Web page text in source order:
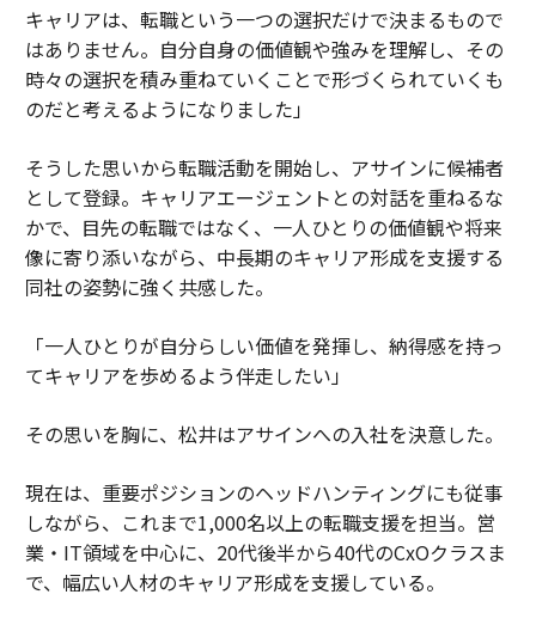
キャリアは、転職という一つの選択だけで決まるもので
はありません。自分自身の価値観や強みを理解し、その
時々の選択を積み重ねていくことで形づくられていくも
のだと考えるようになりました」
そうした思いから転職活動を開始し、アサインに候補者
として登録。キャリアエージェントとの対話を重ねるな
かで、目先の転職ではなく、一人ひとりの価値観や将来
像に寄り添いながら、中長期のキャリア形成を支援する
同社の姿勢に強く共感した。
「一人ひとりが自分らしい価値を発揮し、納得感を持っ
てキャリアを歩めるよう伴走したい」
その思いを胸に、松井はアサインへの入社を決意した。
現在は、重要ポジションのヘッドハンティングにも従事
しながら、これまで1,000名以上の転職支援を担当。営
業・IT領域を中心に、20代後半から40代のCxOクラスま
で、幅広い人材のキャリア形成を支援している。